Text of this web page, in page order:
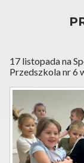
17 listopada na
Przedszkola nr 6